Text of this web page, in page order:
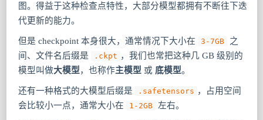
图。得益于这种检查点特性，大部分模型都拥有不断往下迭
代更新的能力。
但是 checkpoint 本身很大，通常情况下大小在 3-7GB
之
间、文件名后缀是
.ckpt ，我们也常把这种几 GB 级别的
模型叫做大模型，也称作主模型 或 底模型。
还有一种格式的大模型后缀是 .safetensors ，占用空间
会比较小一点，通常大小在
1-2GB 左右。